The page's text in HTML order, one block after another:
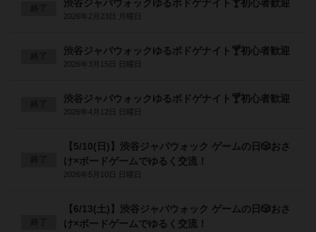
渋谷ジャバウォックゆるボドゲナイト🍸初心者歓迎
2026年2月23日 月曜日
渋谷ジャバウォックゆるボドゲナイト🍸初心者歓迎
2026年3月15日 日曜日
渋谷ジャバウォックゆるボドゲナイト🍸初心者歓迎
2026年4月12日 日曜日
【5/10(日)】渋谷ジャバウォック ゲームの日🎲おさ
け×ボードゲームでゆるく交流！
2026年5月10日 日曜日
【6/13(土)】渋谷ジャバウォック ゲームの日🎲おさ
け×ボードゲームでゆるく交流！